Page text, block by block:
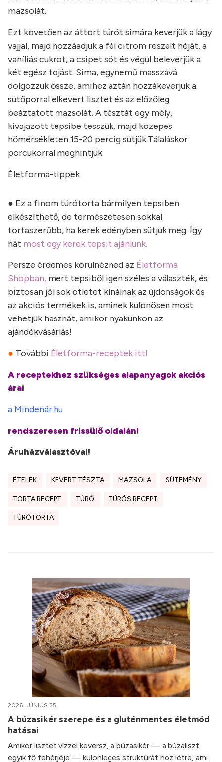
mazsolát.
Ezt követően az áttört túrót simára keverjük a lágy
vajjal, majd hozzáadjuk a fél citrom reszelt héját, a
vaníliás cukrot, a csipet sót és végül beleverjük a
két egész tojást. Sima, egynemű masszává
dolgozzuk össze, amihez aztán hozzákeverjük a
sütőporral elkevert lisztet és az előzőleg
beáztatott mazsolát. A tésztát egy mély,
kivajazott tepsibe tesszük, majd közepes
hőmérsékleten 15-20 percig sütjük.Tálaláskor
porcukorral meghintjük.
Életforma-tippek
● Ez a finom túrótorta bármilyen tepsiben
elkészíthető, de természetesen sokkal
tortaszerűbb, ha kerek edényben sütjük meg. Így
hát most egy kerek tepsit ajánlunk.
Persze érdemes körülnézned az Életforma
Shopban, mert tepsiből igen széles a választék, és
biztosan jól sok ötletet kínálnak az újdonságok és
az akciós termékek is, aminek különösen most
vehetjük hasznát, amikor nyakunkon az
ajándékvásárlás!
● További Életforma-receptek itt!
A receptekhez szükséges alapanyagok akciós
árai
a Mindenár.hu
rendszeresen frissülő oldalán!
Áruházválasztóval!
ÉTELEK KEVERT TÉSZTA MAZSOLA SÜTEMÉNY
TORTA RECEPT TÚRÓ TÚRÓS RECEPT
TÚRÓTORTA
2026. JÚNIUS 25.
A búzasikér szerepe és a gluténmentes életmód
hatásai
Amikor lisztet vízzel keversz, a búzasikér — a búzaliszt
egyik fő fehérjéje — különleges struktúrát hoz létre, ami